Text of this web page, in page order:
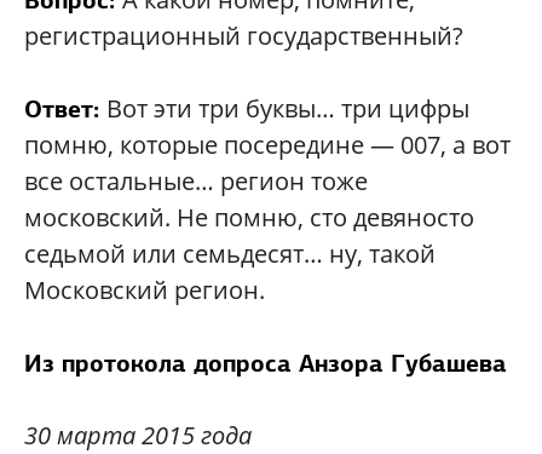
регистрационный государственный?
Ответ: Вот эти три буквы… три цифры
помню, которые посередине — 007, а вот
все остальные… регион тоже
московский. Не помню, сто девяносто
седьмой или семьдесят… ну, такой
Московский регион.
Из протокола допроса Анзора Губашева
30 марта 2015 года